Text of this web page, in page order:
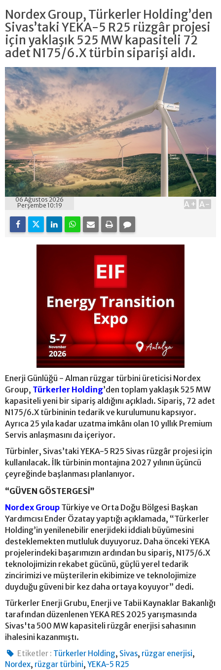
Nordex Group, Türkerler Holding’den
Sivas’taki YEKA-5 R25 rüzgâr projesi
için yaklaşık 525 MW kapasiteli 72
adet N175/6.X türbin siparişi aldı.
06 Ağustos 2026
Perşembe 10:19
A+ A-
Enerji Günlüğü - Alman rüzgar türbini üreticisi Nordex
Group, Türkerler Holding’den toplam yaklaşık 525 MW
kapasiteli yeni bir sipariş aldığını açıkladı. Sipariş, 72 adet
N175/6.X türbininin tedarik ve kurulumunu kapsıyor.
Ayrıca 25 yıla kadar uzatma imkânı olan 10 yıllık Premium
Servis anlaşmasını da içeriyor.
Türbinler, Sivas’taki YEKA-5 R25 Sivas rüzgâr projesi için
kullanılacak. İlk türbinin montajına 2027 yılının üçüncü
çeyreğinde başlanması planlanıyor.
“GÜVEN GÖSTERGESİ”
Nordex Group Türkiye ve Orta Doğu Bölgesi Başkan
Yardımcısı Ender Özatay yaptığı açıklamada, “Türkerler
Holding’in yenilenebilir enerjideki iddialı büyümesini
desteklemekten mutluluk duyuyoruz. Daha önceki YEKA
projelerindeki başarımızın ardından bu sipariş, N175/6.X
teknolojimizin rekabet gücünü, güçlü yerel tedarik
zincirimizi ve müşterilerin ekibimize ve teknolojimize
duyduğu güveni bir kez daha ortaya koyuyor” dedi.
Türkerler Enerji Grubu, Enerji ve Tabii Kaynaklar Bakanlığı
tarafından düzenlenen YEKA RES 2025 yarışmasında
Sivas'ta 500 MW kapasiteli rüzgâr enerjisi sahasının
ihalesini kazanmıştı.
Etiketler : Türkerler Holding, Sivas, rüzgar enerjisi,
Nordex, rüzgar türbini, YEKA-5 R25